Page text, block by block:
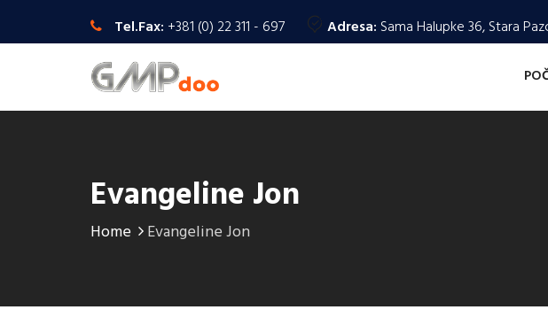
Tel.Fax: +381 (0) 22 311 - 697 Adresa: Sama Halupke 36, Stara
Evangeline Jon
Home Evangeline Jon